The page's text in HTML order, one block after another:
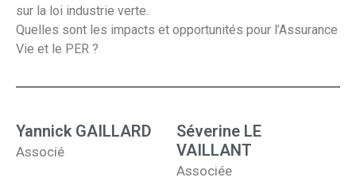
sur la loi industrie verte.
Quelles sont les impacts et opportunités pour l’Assurance
Vie et le PER​ ?
Yannick GAILLARD
Associé
Séverine LE
VAILLANT
Associée